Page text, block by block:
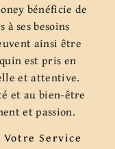
bénéficie de
ses besoins
ainsi être
est pris en
et attentive.
et au bien-être
et passion.
Votre Service